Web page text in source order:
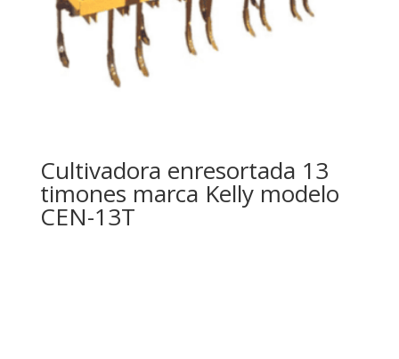
Cultivadora enresortada 13
timones marca Kelly modelo
CEN-13T